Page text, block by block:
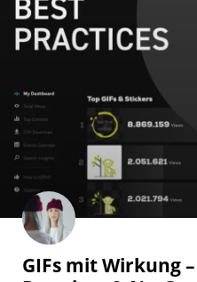
GIFs mit Wirkung